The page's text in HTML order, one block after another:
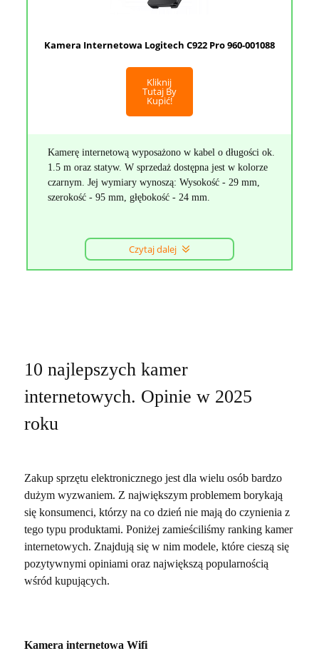
Kamera Internetowa Logitech C922 Pro 960-001088
Kliknij
Tutaj By
Kupić!
Kamerę internetową wyposażono w kabel o długości ok.
1.5 m oraz statyw. W sprzedaż dostępna jest w kolorze
czarnym. Jej wymiary wynoszą: Wysokość - 29 mm,
szerokość - 95 mm, głębokość - 24 mm.
Czytaj dalej
10 najlepszych kamer
internetowych. Opinie w 2025
roku
Zakup sprzętu elektronicznego jest dla wielu osób bardzo
dużym wyzwaniem. Z największym problemem borykają
się konsumenci, którzy na co dzień nie mają do czynienia z
tego typu produktami. Poniżej zamieściliśmy ranking kamer
internetowych. Znajdują się w nim modele, które cieszą się
pozytywnymi opiniami oraz największą popularnością
wśród kupujących.
Kamera internetowa Wifi